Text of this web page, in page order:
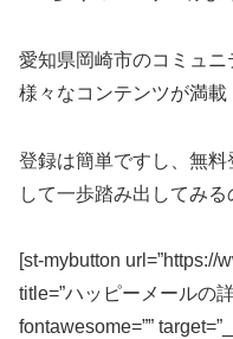
愛知県岡崎市のコミュ
様々なコンテンツが満載
登録は簡単ですし、無
して一歩踏み出してみる
[st-mybutton url=”https://
title=”ハッピーメールの
fontawesome=””